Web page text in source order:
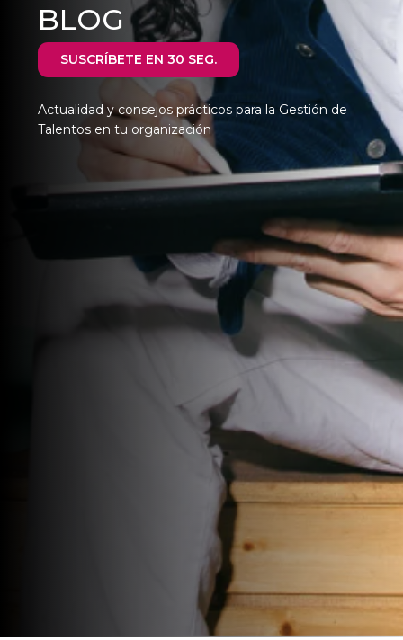
BLOG
SUSCRÍBETE EN 30 SEG.
Actualidad y consejos prácticos para la Gestión de
Talentos en tu organización